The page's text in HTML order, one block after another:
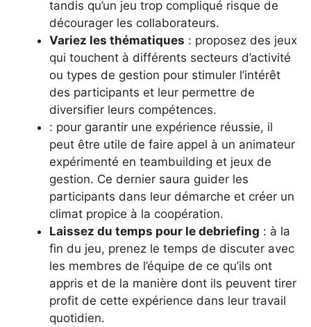
tandis qu’un jeu trop compliqué risque de
décourager les collaborateurs.
Variez les thématiques : proposez des jeux
qui touchent à différents secteurs d’activité
ou types de gestion pour stimuler l’intérêt
des participants et leur permettre de
diversifier leurs compétences.
: pour garantir une expérience réussie, il
peut être utile de faire appel à un animateur
expérimenté en teambuilding et jeux de
gestion. Ce dernier saura guider les
participants dans leur démarche et créer un
climat propice à la coopération.
Laissez du temps pour le debriefing : à la
fin du jeu, prenez le temps de discuter avec
les membres de l’équipe de ce qu’ils ont
appris et de la manière dont ils peuvent tirer
profit de cette expérience dans leur travail
quotidien.